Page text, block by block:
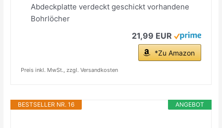
Abdeckplatte verdeckt geschickt vorhandene
Bohrlöcher
21,99 EUR
*Zu Amazon
Preis inkl. MwSt., zzgl. Versandkosten
ANGEBOT
BESTSELLER NR. 16